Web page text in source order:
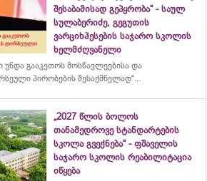
შესაბამისად გეპყრობა“ - საულ
სულაბერიძე, გეგუთის
ვარციხჰესების საჯარო სკოლის
ხელმძღვანელი
გააკეთოს მოსწავლეებისა და
პირობების შესაქმნელად“...
„2027 წლის ბოლოს
თანამედროვე სტანდარტების
სკოლა გვექნება“ - ფშაველის
საჯარო სკოლის რეაბილიტაცია
იწყება